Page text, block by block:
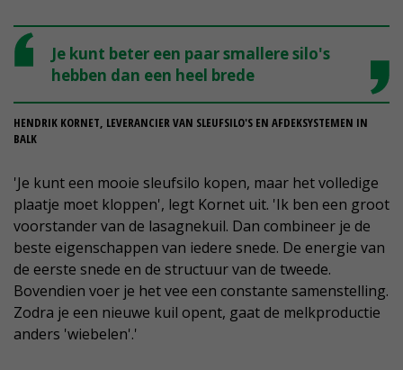
Je kunt beter een paar smallere silo's
hebben dan een heel brede
HENDRIK KORNET, LEVERANCIER VAN SLEUFSILO'S EN AFDEKSYSTEMEN IN
BALK
'Je kunt een mooie sleufsilo kopen, maar het volledige
plaatje moet kloppen', legt Kornet uit. 'Ik ben een groot
voorstander van de lasagnekuil. Dan combineer je de
beste eigenschappen van iedere snede. De energie van
de eerste snede en de structuur van de tweede.
Bovendien voer je het vee een constante samenstelling.
Zodra je een nieuwe kuil opent, gaat de melkproductie
anders 'wiebelen'.'